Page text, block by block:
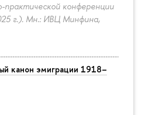
практической конференции
г.). Мн.: ИВЦ Минфина,
канон эмиграции 1918–